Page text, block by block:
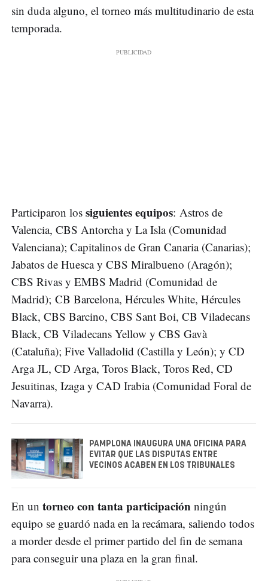
sin duda alguno, el torneo más multitudinario de esta
temporada.
Participaron los siguientes equipos: Astros de
Valencia, CBS Antorcha y La Isla (Comunidad
Valenciana); Capitalinos de Gran Canaria (Canarias);
Jabatos de Huesca y CBS Miralbueno (Aragón);
CBS Rivas y EMBS Madrid (Comunidad de
Madrid); CB Barcelona, Hércules White, Hércules
Black, CBS Barcino, CBS Sant Boi, CB Viladecans
Black, CB Viladecans Yellow y CBS Gavà
(Cataluña); Five Valladolid (Castilla y León); y CD
Arga JL, CD Arga, Toros Black, Toros Red, CD
Jesuitinas, Izaga y CAD Irabia (Comunidad Foral de
Navarra).
PAMPLONA INAUGURA UNA OFICINA PARA
EVITAR QUE LAS DISPUTAS ENTRE
VECINOS ACABEN EN LOS TRIBUNALES
En un torneo con tanta participación ningún
equipo se guardó nada en la recámara, saliendo todos
a morder desde el primer partido del fin de semana
para conseguir una plaza en la gran final.